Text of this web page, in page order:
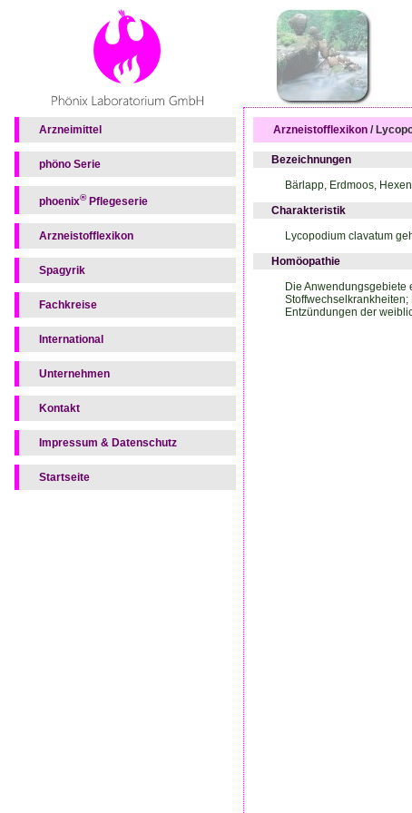
Arzneimittel
phöno Serie
phoenix®Pflegeserie
Arzneistofflexikon
Spagyrik
Fachkreise
International
Unternehmen
Kontakt
Impressum & Datenschutz
Startseite
Arzneistofflexikon /
Bezeichnungen
Bärlapp, Erdmoos,
Charakteristik
Lycopodium clavatum
Homöopathie
Die Anwendungsgebiete
Entzündungen der